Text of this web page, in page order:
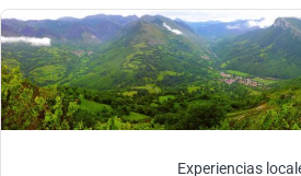
Experiencias